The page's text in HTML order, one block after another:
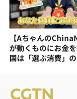
【Aちゃんの
が動くものにお金
国は「選ぶ消費」